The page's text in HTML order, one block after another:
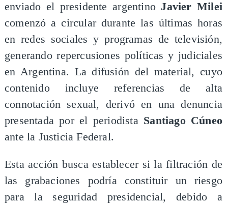
enviado el presidente argentino Javier Milei
comenzó a circular durante las últimas horas
en redes sociales y programas de televisión,
generando repercusiones políticas y judiciales
en Argentina. La difusión del material, cuyo
contenido incluye referencias de alta
connotación sexual, derivó en una denuncia
presentada por el periodista Santiago Cúneo
ante la Justicia Federal.
Esta acción busca establecer si la filtración de
las grabaciones podría constituir un riesgo
para la seguridad presidencial, debido a